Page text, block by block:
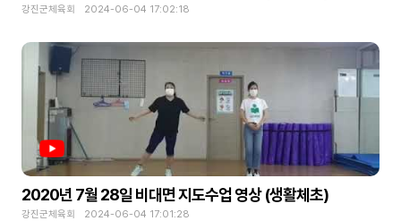
강진군체육회 2024-06-04 17:02:18
2020년 7월 28일 비대면 지도수업 영상 (생활체초)
강진군체육회 2024-06-04 17:01:28